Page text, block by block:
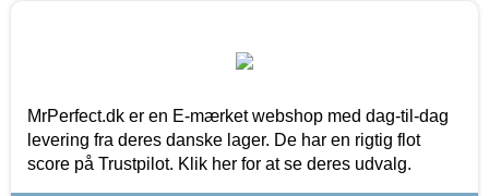
MrPerfect.dk er en E-mærket webshop med dag-til-dag
levering fra deres danske lager. De har en rigtig flot
score på Trustpilot. Klik her for at se deres udvalg.